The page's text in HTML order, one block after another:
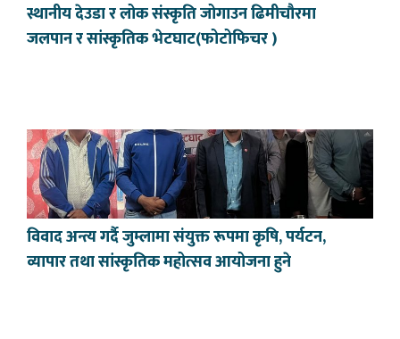
स्थानीय देउडा र लोक संस्कृति जोगाउन ढिमीचौरमा
जलपान र सांस्कृतिक भेटघाट(फोटोफिचर )
विवाद अन्त्य गर्दै जुम्लामा संयुक्त रूपमा कृषि, पर्यटन,
व्यापार तथा सांस्कृतिक महोत्सव आयोजना हुने